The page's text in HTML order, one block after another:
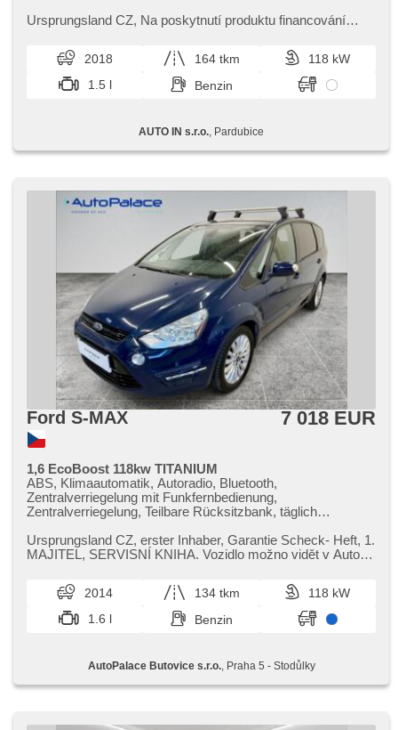
Multifunktionslenkrad, Lenkrad einstellbar, Bordcomputer, El.
beheizte Sitze, beheizte Lenkrad, parkovací senzory zadní,
parkovací senzory přední, Scheibenwischersensor,
beheizte Frontscheibe
Ursprungsland CZ,​ Na poskytnutí produktu financování
rádi připravíme dle in...
2018 164 tkm
118 kW
1.5 l
Benzin
AUTO IN s.r.o. , Pardubice
Ford S-MAX 7 018 EUR
1,6 EcoBoost 118kw TITANIUM
ABS, Klimaautomatik, Autoradio, Bluetooth,
Zentralverriegelung mit Funkfernbedienung,
Zentralverriegelung, Teilbare Rücksitzbank, täglich
hands free, Wegfahrsperre, isofix, Alufelgen, malý kožený
paket, Handgetriebe, Nebelscheinwerfer,
(PEBS), Bordcomputer, parkovací senzory přední,
parkovací senzory zadní, Längssitzvorschub,
Positionssitze, Servolenkung, Antriebsschlupfregelung
(ASR), Navigation, Elektronisches Stabilitätsprogramm
Heckscheibenwischer, zatmavená zadní skla
Ursprungsland CZ,​ erster Inhaber,​ Garantie Scheck​- Heft,​ 1.
MAJITEL,​ SERVISNÍ KNIHA. Vozidlo možno vidět v Auto
2014 134 tkm
118 kW
1.6 l
Benzin
AutoPalace Butovice s.r.o., Praha 5 - Stodůlky